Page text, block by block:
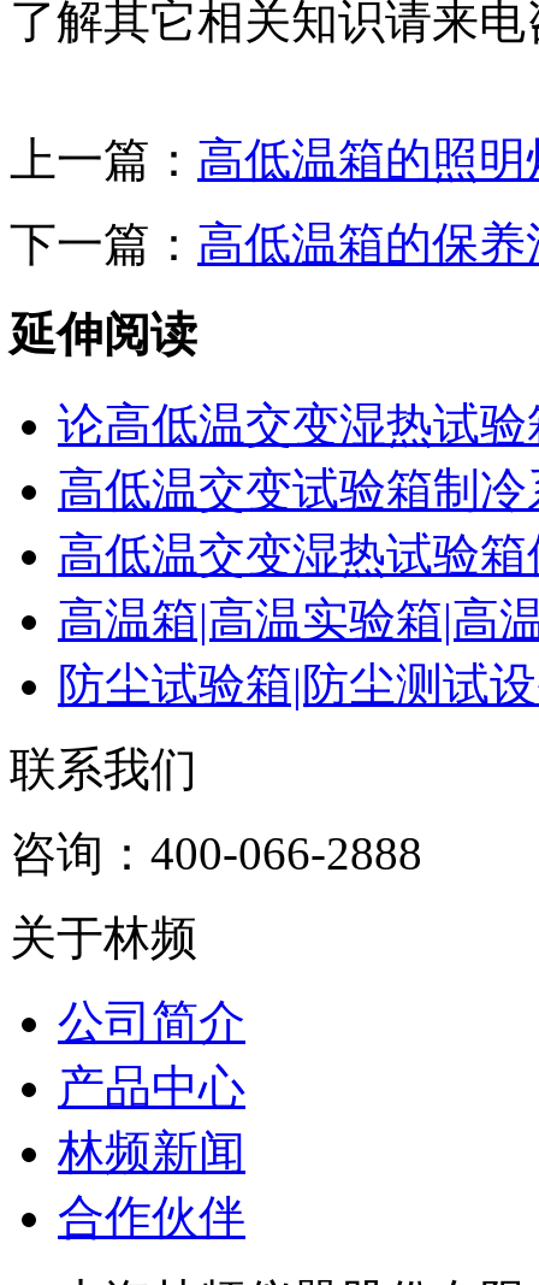
了解其它相关知识请来
上一篇： 高低温箱的照
下一篇： 高低温箱的保养
延伸阅读
论高低温交变湿热试验
高低温交变试验箱制冷
高低温交变湿热试验箱
高温箱|高温实验箱|高
防尘试验箱|防尘测试
联系我们
咨询：400-066-2888
关于林频
公司简介
产品中心
林频新闻
合作伙伴